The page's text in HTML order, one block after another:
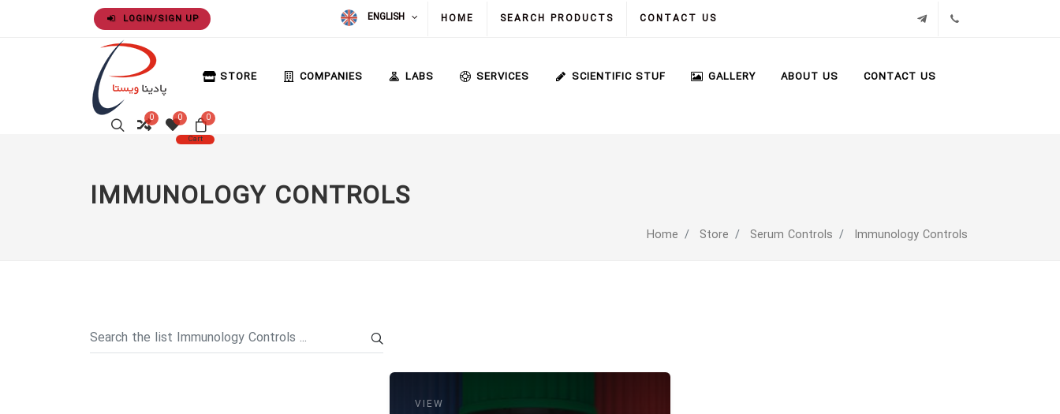
LOGIN/SIGN UP ENGLISH HOME SEARCH PRODUCTS CONTACT US تلگرام
0 0
Cart
0
STORE COMPANIES LABS SERVICES SCIENTIFIC STUF GALLERY ABOUT US CONTACT US
IMMUNOLOGY CONTROLS
Home Store Serum Controls Immunology Controls
VIEW